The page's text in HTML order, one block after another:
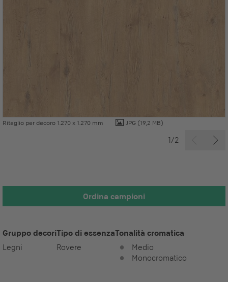
Ritaglio per decoro 1.270 x 1.270 mm JPG (19,2 MB)
1/2
Ordina campioni
Gruppo decori
Legni
Tipo di essenza
Rovere
Tonalità cromatica
Medio
Monocromatico